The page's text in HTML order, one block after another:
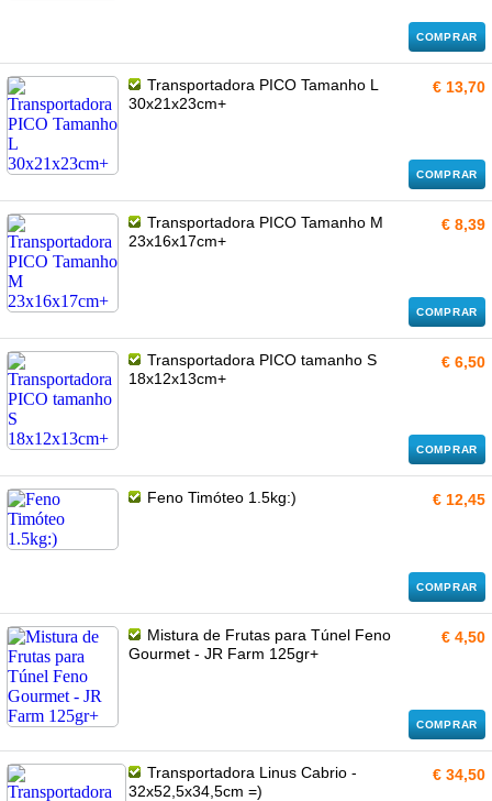
COMPRAR
Transportadora PICO Tamanho L
30x21x23cm+
€ 13,70
COMPRAR
Transportadora PICO Tamanho M
23x16x17cm+
€ 8,39
COMPRAR
Transportadora PICO tamanho S
18x12x13cm+
€ 6,50
COMPRAR
Feno Timóteo 1.5kg:) € 12,45
COMPRAR
Mistura de Frutas para Túnel Feno
Gourmet - JR Farm 125gr+
€ 4,50
COMPRAR
Transportadora Linus Cabrio -
32x52,5x34,5cm =)
€ 34,50